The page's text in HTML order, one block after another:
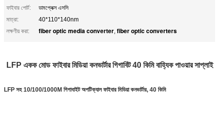
ফাইবার পোর্ট:
ডামপ্লেক্স এসসি
মাত্রা:
40*110*140nm
লক্ষণীয় করা:
fiber optic media converter, fiber optic converters
LFP একক মোড ফাইবার মিডিয়া কনভার্টার গিগাবিট 40 কিমি বাহ্যিক পাওয়ার সাপ্লাই
LFP সহ 10/100/1000M গিগাবাইট অপটিক্যাল ফাইবার মিডিয়া কনভার্টার, 40 কিমি